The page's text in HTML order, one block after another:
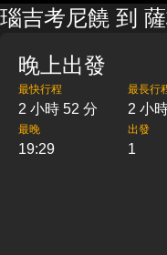
瑙吉考尼饒 到
晚上出發
最快行程
2 小時 52 分
最長行
2 小
最晚
19:29
出發
1